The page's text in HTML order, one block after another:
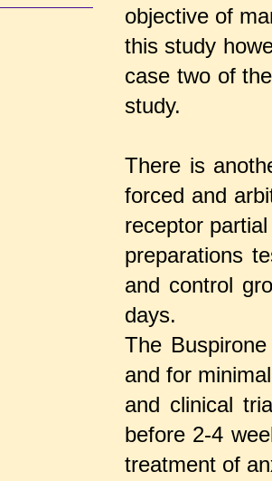
objective of
this study
case two of
study.
There is
forced and
receptor
preparations
and control
days.
The
and for
and clinical
before 2-4
treatment of